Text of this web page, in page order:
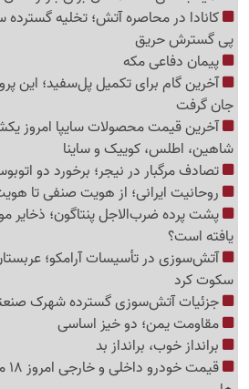
کانادا در محاصره آتش؛ تخلیه گسترده
پی گسترش حریق
پیمان دفاعی مکه
جان گرفت
شاهین، اطلس، کوییک و ساینا
تصادف مرگبار در نیجر؛ برخورد دو
روحانیت ایرانی؛ از هویت صنفی تا
پشت پرده ضرب‌الاجل پنتاگون؛
یافته است؟
آتش‌سوزی در تأسیسات آرامکو؛
سکوت کرد
جزئیات آتش‌سوزی گسترده شهرک
مقاومت یمن؛ دو خیز اساسی
برانداز خوب، برانداز بد